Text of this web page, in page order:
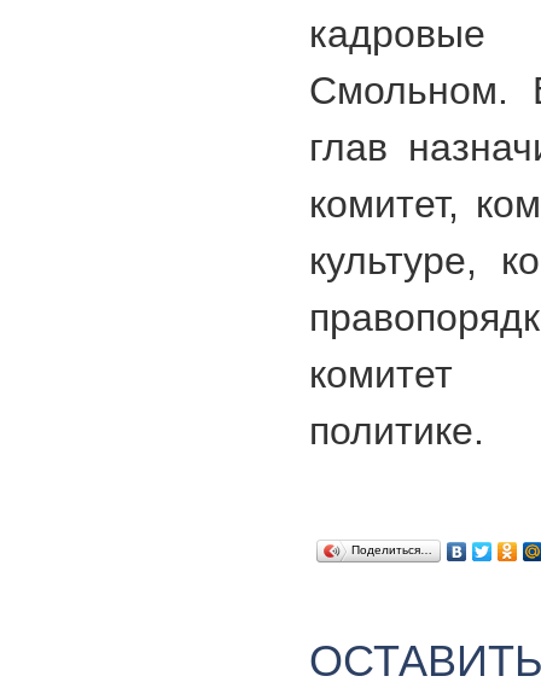
Смольном.
глав
комитет,
культуре,
комитет
политике.
Поделиться…